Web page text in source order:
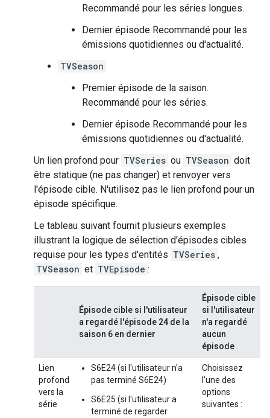
Recommandé pour les séries longues.
Dernier épisode Recommandé pour les
émissions quotidiennes ou d'actualité.
TVSeason
Premier épisode de la saison.
Recommandé pour les séries.
Dernier épisode Recommandé pour les
émissions quotidiennes ou d'actualité.
Un lien profond pour TVSeries ou TVSeason doit
être statique (ne pas changer) et renvoyer vers
l'épisode cible. N'utilisez pas le lien profond pour un
épisode spécifique.
Le tableau suivant fournit plusieurs exemples
illustrant la logique de sélection d'épisodes cibles
requise pour les types d'entités TVSeries ,
TVSeason et TVEpisode :
Épisode cible si l'utilisateur
a regardé l'épisode 24 de la
saison 6 en dernier
Épisode cible
si l'utilisateur
n'a regardé
aucun
épisode
Lien
profond
vers la
série
S6E24 (si l'utilisateur n'a
pas terminé S6E24)
S6E25 (si l'utilisateur a
terminé de regarder
Choisissez
l'une des
options
suivantes :